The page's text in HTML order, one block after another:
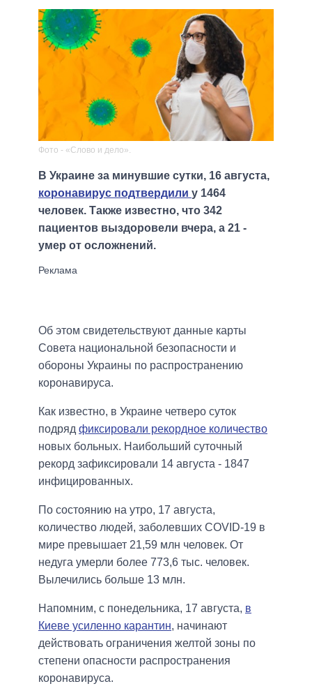
Фото - «Слово и дело».
В Украине за минувшие сутки, 16 августа,
коронавирус подтвердили у 1464
человек. Также известно, что 342
пациентов выздоровели вчера, а 21 -
умер от осложнений.
Об этом свидетельствуют данные карты
Совета национальной безопасности и
обороны Украины по распространению
коронавируса.
Как известно, в Украине четверо суток
подряд фиксировали рекордное количество
новых больных. Наибольший суточный
рекорд зафиксировали 14 августа - 1847
инфицированных.
По состоянию на утро, 17 августа,
количество людей, заболевших COVID-19 в
мире превышает 21,59 млн человек. От
недуга умерли более 773,6 тыс. человек.
Вылечились больше 13 млн.
Напомним, с понедельника, 17 августа, в
Киеве усиленно карантин, начинают
действовать ограничения желтой зоны по
степени опасности распространения
коронавируса.